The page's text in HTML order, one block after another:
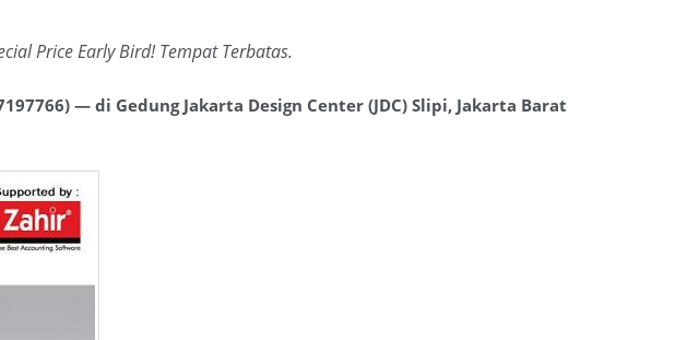
Price Early Bird! Tempat Terbatas.
— di Gedung Jakarta Design Center (JDC) Slipi, Jakarta Barat